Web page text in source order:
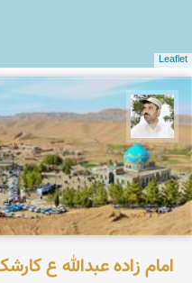
Leaflet
محسن ملایی
امام زاده عبدالله ع